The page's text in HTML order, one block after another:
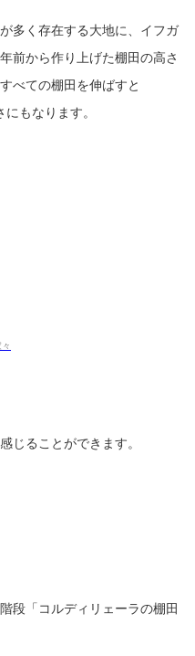
多く存在する大地に、イフガ
前から作り上げた棚田の高さ
べての棚田を伸ばすと
もなります。
じることができます。
段「コルディリェーラの棚田